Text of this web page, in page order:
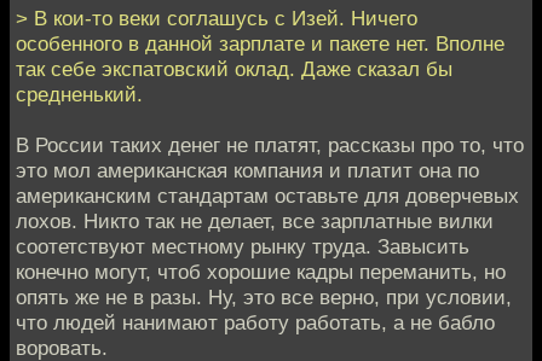
> В кои-то веки соглашусь с Изей. Ничего
особенного в данной зарплате и пакете нет. Вполне
так себе экспатовский оклад. Даже сказал бы
средненький.
В России таких денег не платят, рассказы про то, что
это мол американская компания и платит она по
американским стандартам оставьте для доверчевых
лохов. Никто так не делает, все зарплатные вилки
соотетствуют местному рынку труда. Завысить
конечно могут, чтоб хорошие кадры переманить, но
опять же не в разы. Ну, это все верно, при условии,
что людей нанимают работу работать, а не бабло
воровать.